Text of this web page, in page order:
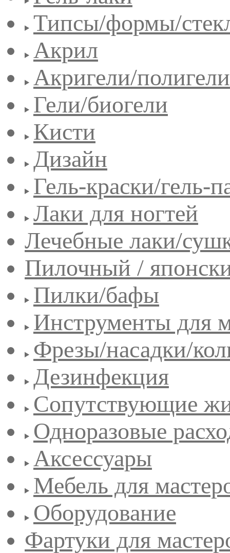
Типсы/формы/
Акрил
Акригели/полигели
Гели/биогели
Кисти
Дизайн
Гель-краски/гель-
Лаки для ногтей
Лечебные лаки/
Пилочный /
Пилки/бафы
Инструменты для
Фрезы/насадки/
Дезинфекция
Сопутствующие
Одноразовые
Аксессуары
Мебель для
Оборудование
Фартуки для